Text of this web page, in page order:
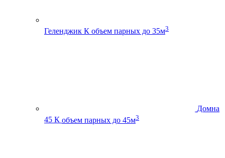
Геленджик К объем парных до 35м3
Домна
45 К объем парных до 45м3